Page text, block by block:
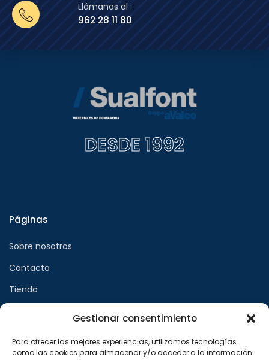
Gestionar consentimiento
Para ofrecer las mejores experiencias, utilizamos tecnologías
como las cookies para almacenar y/o acceder a la información
Llámanos al :
962 28 11 80
DESDE 1992
Páginas
Sobre nosotros
Contacto
Tienda
Aviso legal